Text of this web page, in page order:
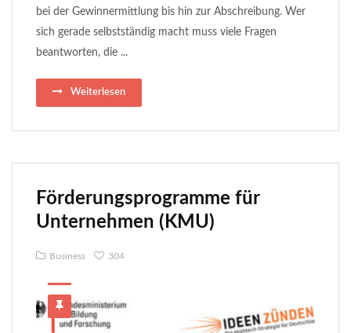
bei der Gewinnermittlung bis hin zur Abschreibung. Wer
sich gerade selbstständig macht muss viele Fragen
beantworten, die ...
Weiterlesen
Förderungsprogramme für
Unternehmen (KMU)
Business 304